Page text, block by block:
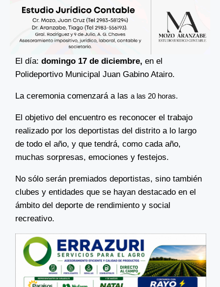
El día: domingo 17 de diciembre, en el
Polideportivo Municipal Juan Gabino Atairo.
La ceremonia comenzará a las a las 20 horas.
El objetivo del encuentro es reconocer el trabajo
realizado por los deportistas del distrito a lo largo
de todo el año, y que tendrá, como cada año,
muchas sorpresas, emociones y festejos.
No sólo serán premiados deportistas, sino también
clubes y entidades que se hayan destacado en el
ámbito del deporte de rendimiento y social
recreativo.